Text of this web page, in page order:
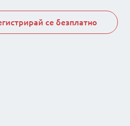
се безплатно